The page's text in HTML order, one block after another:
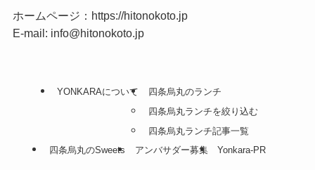
ホームページ： https://hitonokoto.jp
E-mail: info@hitonokoto.jp
YONKARAについて
四条烏丸のランチ
四条烏丸ランチを絞り込む
四条烏丸ランチ記事一覧
四条烏丸のSweets
アンバサダー募集 Yonkara-PR